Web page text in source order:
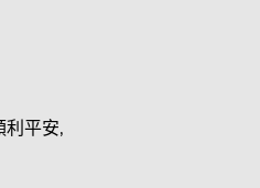
利平安,